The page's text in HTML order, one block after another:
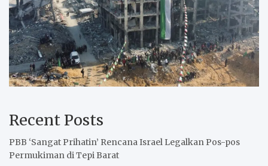
Recent Posts
PBB ‘Sangat Prihatin’ Rencana Israel Legalkan Pos-pos
Permukiman di Tepi Barat